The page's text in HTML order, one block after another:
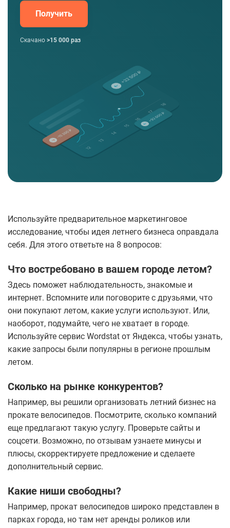
Получить
Скачано >15 000 раз
Используйте предварительное маркетинговое
исследование, чтобы идея летнего бизнеса оправдала
себя. Для этого ответьте на 8 вопросов:
Что востребовано в вашем городе летом?
Здесь поможет наблюдательность, знакомые и
интернет. Вспомните или поговорите с друзьями, что
они покупают летом, какие услуги используют. Или,
наоборот, подумайте, чего не хватает в городе.
Используйте сервис Wordstat от Яндекса, чтобы узнать,
какие запросы были популярны в регионе прошлым
летом.
Сколько на рынке конкурентов?
Например, вы решили организовать летний бизнес на
прокате велосипедов. Посмотрите, сколько компаний
еще предлагают такую услугу. Проверьте сайты и
соцсети. Возможно, по отзывам узнаете минусы и
плюсы, скорректируете предложение и сделаете
дополнительный сервис.
Какие ниши свободны?
Например, прокат велосипедов широко представлен в
парках города, но там нет аренды роликов или